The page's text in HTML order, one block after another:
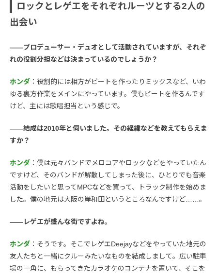
ロックとレゲエをそれぞれルーツとする2人の
出会い
――プロデューサー・デュオとして活動されていますが、それぞ
れの役割分担などは決まっているのでしょうか？
ホンダ ：役割的には相方がビートを作ったりミックスなど、いわ
ゆる裏方作業をメインにやっています。僕もビートを作るんです
けど、主には歌唱担当という感じで。
――結成は2010年と伺いました。その経緯などを教えてもらえま
すか？
ホンダ ：僕は元々バンドでメロコアやロックなどをやっていたん
ですけど、そのバンドが解散してしまった後に、ひとりでも音楽
活動をしたいと思ってMPCなどを買って、トラック制作を始めま
した。僕の地元は大阪の岸和田というところなんですけど……。
――レゲエが盛んな街ですよね。
ホンダ ：そうです。そこでレゲエDeejayなどをやっていた地元の
友人たちと一緒にクルーみたいなものを結成しまして。広い駐車
場の一角に、もらってきたカラオケのコンテナを置いて、そこを